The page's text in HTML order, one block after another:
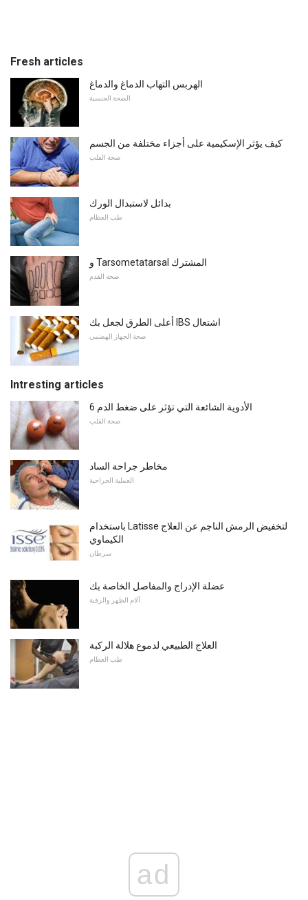
Fresh articles
الهربس التهاب الدماغ والدماغ
الصحة الجنسية
كيف يؤثر الإسكيمية على أجزاء مختلفة من الجسم
صحة القلب
بدائل لاستبدال الورك
طب العظام
و Tarsometatarsal المشترك
صحة القدم
أعلى الطرق لجعل بك IBS اشتعال
صحة الجهاز الهضمي
Intresting articles
6 الأدوية الشائعة التي تؤثر على ضغط الدم
صحة القلب
مخاطر جراحة الساد
العملية الجراحية
باستخدام Latisse لتخفيض الرمش الناجم عن العلاج
الكيماوي
سرطان
عضلة الإدراج والمفاصل الخاصة بك
آلام الظهر والرقبة
العلاج الطبيعي لدموع هلالة الركبة
طب العظام
ad